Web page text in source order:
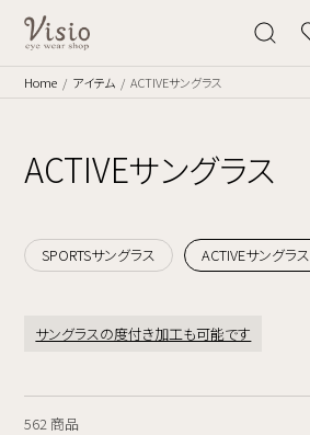
Home アイテム ACTIVEサングラス
ACTIVEサングラス
SPORTSサングラス ACTIVEサングラス
サングラスの度付き加工も可能です
562 商品